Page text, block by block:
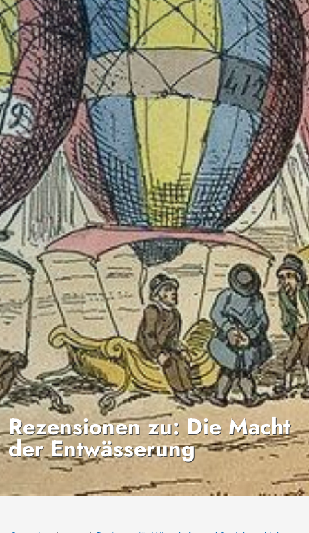
Rezensionen zu: Die Macht
der Entwässerung